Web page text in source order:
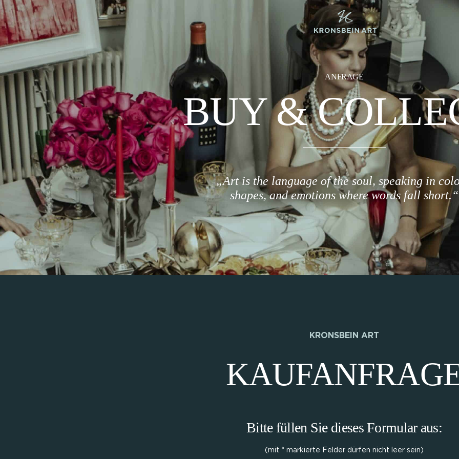
ANFRAGE
BUY &
„Art is the language of the soul, speaking in
shapes, and emotions where words fall short.“
KRONSBEIN ART
Bitte füllen Sie dieses Formular aus:
(mit * markierte Felder dürfen nicht leer sein)